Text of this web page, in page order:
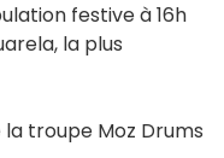
festive à 16h
la plus
la troupe Moz Drums